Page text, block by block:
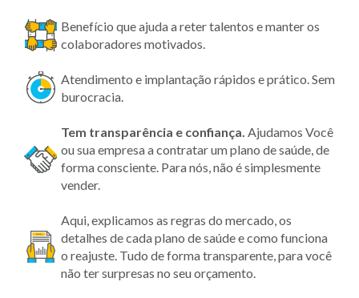
Benefício que ajuda a reter talentos e manter os
colaboradores motivados.
Atendimento e implantação rápidos e prático. Sem
burocracia.
Tem transparência e confiança. Ajudamos Você
ou sua empresa a contratar um plano de saúde, de
forma consciente. Para nós, não é simplesmente
vender.
Aqui, explicamos as regras do mercado, os
detalhes de cada plano de saúde e como funciona
o reajuste. Tudo de forma transparente, para você
não ter surpresas no seu orçamento.